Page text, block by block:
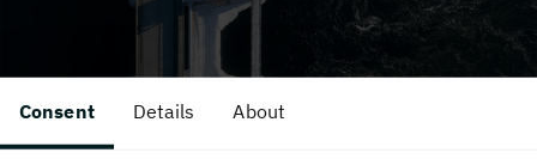
Consent Details About